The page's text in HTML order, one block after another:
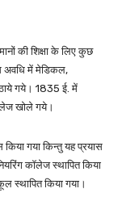
की शिक्षा के लिए कुछ
अवधि में मेडिकल,
गये। 1835 ई. में
खोले गये।
गया किन्तु यह प्रयास
कॉलेज स्थापित किया
स्थापित किया गया।